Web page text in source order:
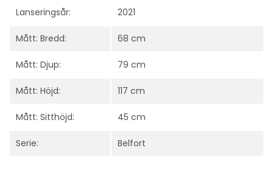
Lanseringsår: 2021
Mått: Bredd: 68 cm
Mått: Djup: 79 cm
Mått: Höjd: 117 cm
Mått: Sitthöjd: 45 cm
Serie: Belfort